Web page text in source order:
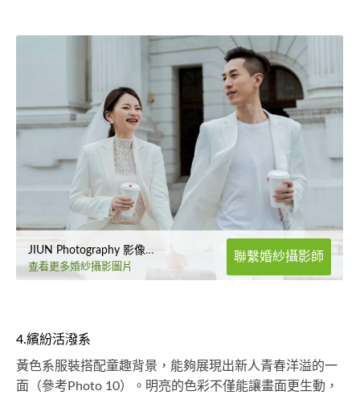
JIUN Photography 影像工作室
查看更多婚紗攝影圖片
聯繫婚紗攝影師
4.繽紛活潑系
黃色系服裝搭配童趣背景，能夠展現出新人青春洋溢的一
面（參考Photo 10）。明亮的色彩不僅能讓畫面更生動，